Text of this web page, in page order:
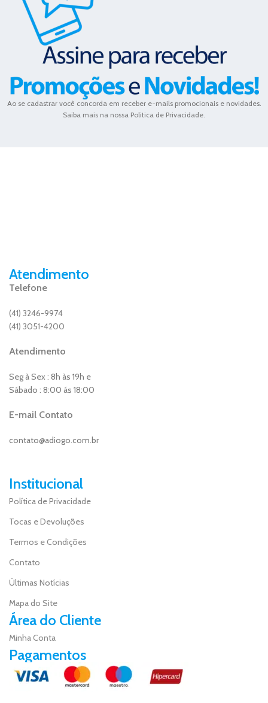
Ao se cadastrar você concorda em receber e-mails promocionais e novidades.
Saiba mais na nossa Politica de Privacidade.
Atendimento
Telefone
(41) 3246-9974
(41) 3051-4200
Atendimento
Seg à Sex : 8h às 19h e
Sábado : 8:00 ás 18:00
E-mail Contato
contato@adiogo.com.br
Institucional
Política de Privacidade
Tocas e Devoluções
Termos e Condições
Contato
Últimas Notícias
Mapa do Site
Área do Cliente
Minha Conta
Pagamentos